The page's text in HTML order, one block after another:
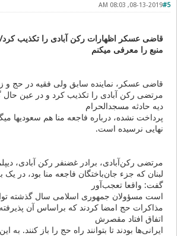
#5
08-13-2019, 08:03 AM
قاضی عسکر اظهارات رکن آبادی را تکذیب
منبع را معرفی میکنم
قاضی عسکر، نماینده سابق ولی فقیه در حج و
مرتضی رکن آبادی را تکذیب کرد و در عین
دیه حادثه مسجدالحرام
پرداخت نشده، درباره فاجعه منا هم سعودیها
نهایی نرسیده است.
مرتضی رکن‌آبادی، برادر غضنفر رکن آبادی،
لبنان که جزء جان‌باختگان فاجعه منا بود، در یک
گفت: واقعا تعجب‌آور
است مسؤولان جمهوری اسلامی سال گذشته
مذاکرات حج امضا کردند که براساس آن
اتفاق افتاد مقصرش
ایرانی‌ها بودند تا بتوانند راه حج را باز کنند. به